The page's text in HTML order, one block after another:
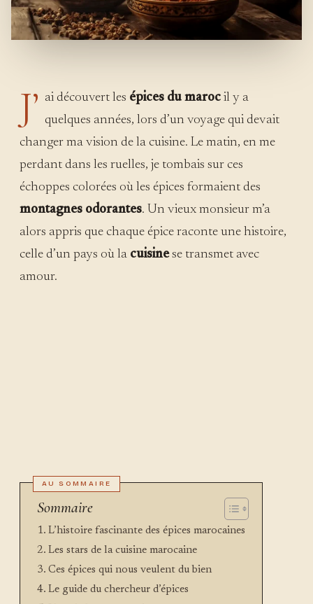
J’ ai découvert les épices du maroc il y a
quelques années, lors d’un voyage qui devait
changer ma vision de la cuisine. Le matin, en me
perdant dans les ruelles, je tombais sur ces
échoppes colorées où les épices formaient des
montagnes odorantes. Un vieux monsieur m’a
alors appris que chaque épice raconte une histoire,
celle d’un pays où la cuisinese transmet avec
amour.
Sommaire
L’histoire fascinante des épices marocaines
Les stars de la cuisine marocaine
Ces épices qui nous veulent du bien
Le guide du chercheur d’épices